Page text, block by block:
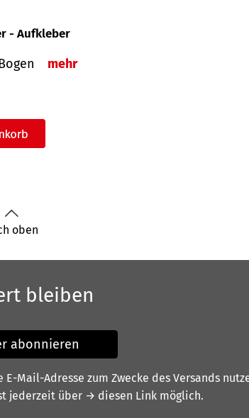
- Aufkleber
mehr
oben
bleiben
abonnieren
Mail-Adresse zum Zwecke des Versands
jederzeit über → diesen Link möglich.